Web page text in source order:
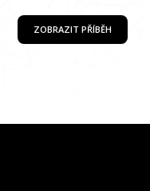
ZOBRAZIT PŘÍBĚH